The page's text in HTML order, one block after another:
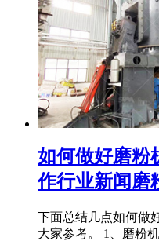
如何做好磨粉
作行业新闻磨
下面总结几点如何做
大家参考。 1、磨粉